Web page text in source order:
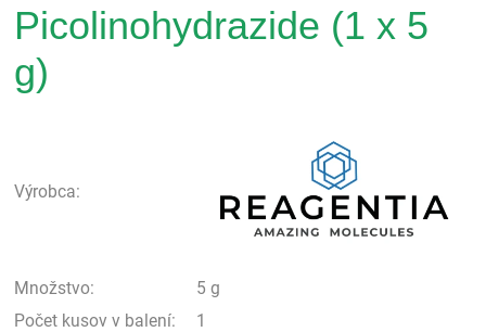
Picolinohydrazide (1 x 5
g)
Výrobca:
Množstvo:
5 g
Počet kusov v balení:
1